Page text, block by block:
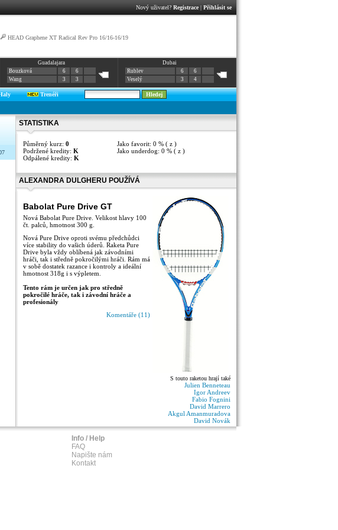
Nový uživatel? Registrace| Přihlásit se
HEAD Graphene XT Radical Rev Pro 16/16-16/19
Guadalajara
Bouzková
6
6
Wang
3 3
Dubai
Rublev
6
6
Veselý
3 4
Trenéři
STATISTIKA
Půměrný kurz: 0
Podržené kredity: K
Odpálené kredity: K
Jako favorit: 0 % ( z )
Jako underdog: 0 % ( z )
ALEXANDRA DULGHERU POUŽÍVÁ
Babolat Pure Drive GT
Nová Babolat Pure Drive. Velikost hlavy 100
čt. palců, hmotnost 300 g.
Nová Pure Drive oproti svému předchůdci
více stability do vašich úderů. Raketa Pure
Drive byla vždy oblíbená jak závodními
hráči, tak i středně pokročilými hráči. Rám má
v sobě dostatek razance i kontroly a ideální
hmotnost 318g i s výpletem.
Tento rám je určen jak pro středně
pokročilé hráče, tak i závodní hráče a
profesionály
Komentáře (11)
S touto raketou hrají také
Julien Benneteau
Igor Andreev
Fabio Fognini
David Marrero
Akgul Amanmuradova
David Novák
Info / Help
FAQ
Napište nám
Kontakt